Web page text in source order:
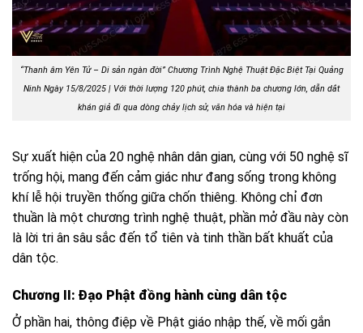
“Thanh âm Yên Tử – Di sản ngàn đời” Chương Trình Nghệ Thuật Đặc Biệt Tại Quảng
Ninh Ngày 15/8/2025 | Với thời lượng 120 phút, chia thành ba chương lớn, dẫn dắt
khán giả đi qua dòng chảy lịch sử, văn hóa và hiện tại
Sự xuất hiện của 20 nghệ nhân dân gian, cùng với 50 nghệ sĩ
trống hội, mang đến cảm giác như đang sống trong không
khí lễ hội truyền thống giữa chốn thiêng. Không chỉ đơn
thuần là một chương trình nghệ thuật, phần mở đầu này còn
là lời tri ân sâu sắc đến tổ tiên và tinh thần bất khuất của
dân tộc.
Chương II: Đạo Phật đồng hành cùng dân tộc
Ở phần hai, thông điệp về Phật giáo nhập thế, về mối gắn